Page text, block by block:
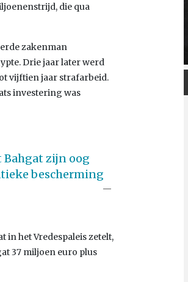
die qua
zakenman
Drie jaar later werd
vijftien jaar strafarbeid.
investering was
zijn oog
bescherming
in het Vredespaleis zetelt,
37 miljoen euro plus